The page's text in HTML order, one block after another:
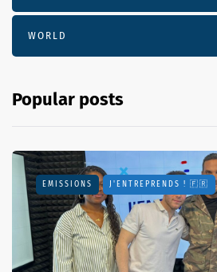
WORLD
Popular posts
EMISSIONS J'ENTREPRENDS ! 🇫🇷